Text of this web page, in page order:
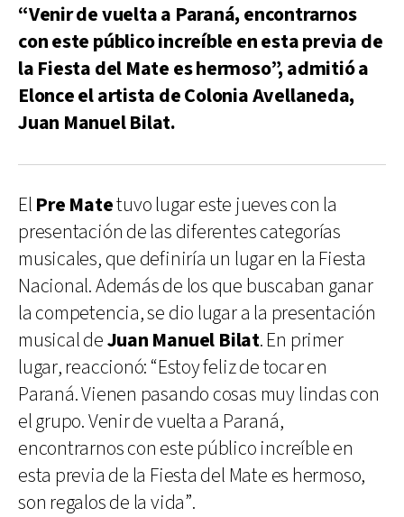
“Venir de vuelta a Paraná, encontrarnos
con este público increíble en esta previa de
la Fiesta del Mate es hermoso”, admitió a
Elonce el artista de Colonia Avellaneda,
Juan Manuel Bilat.
El Pre Matetuvo lugar este jueves con la
presentación de las diferentes categorías
musicales, que definiría un lugar en la Fiesta
Nacional. Además de los que buscaban ganar
la competencia, se dio lugar a la presentación
musical deJuan Manuel Bilat. En primer
lugar, reaccionó: “Estoy feliz de tocar en
Paraná. Vienen pasando cosas muy lindas con
el grupo. Venir de vuelta a Paraná,
encontrarnos con este público increíble en
esta previa de la Fiesta del Mate es hermoso,
son regalos de la vida”.